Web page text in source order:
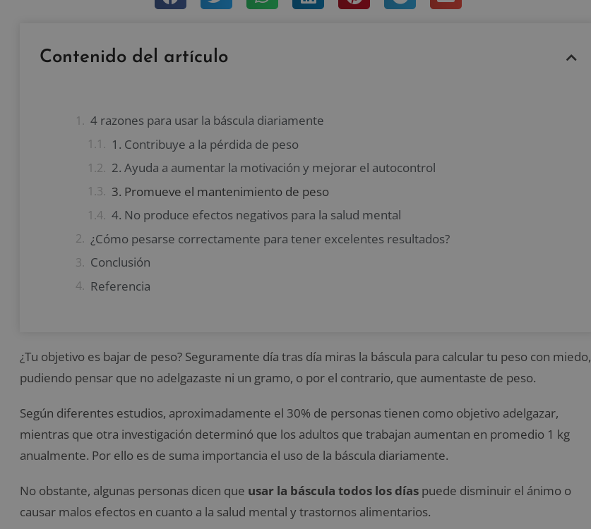
Contenido del artículo
4 razones para usar la báscula diariamente
1. Contribuye a la pérdida de peso
2. Ayuda a aumentar la motivación y mejorar el autocontrol
3. Promueve el mantenimiento de peso
4. No produce efectos negativos para la salud mental
¿Cómo pesarse correctamente para tener excelentes resultados?
Conclusión
Referencia
¿Tu objetivo es bajar de peso? Seguramente día tras día miras la báscula para calcular tu peso con miedo,
pudiendo pensar que no adelgazaste ni un gramo, o por el contrario, que aumentaste de peso.
Según diferentes estudios, aproximadamente el 30% de personas tienen como objetivo adelgazar,
mientras que otra investigación determinó que los adultos que trabajan aumentan en promedio 1 kg
anualmente. Por ello es de suma importancia el uso de la báscula diariamente.
No obstante, algunas personas dicen que usar la báscula todos los días puede disminuir el ánimo o
causar malos efectos en cuanto a la salud mental y trastornos alimentarios.